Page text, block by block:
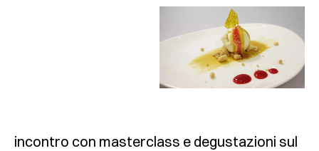
incontro con masterclass e degustazioni sul